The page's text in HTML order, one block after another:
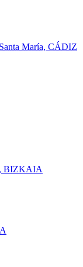
María, CÁDIZ
BIZKAIA